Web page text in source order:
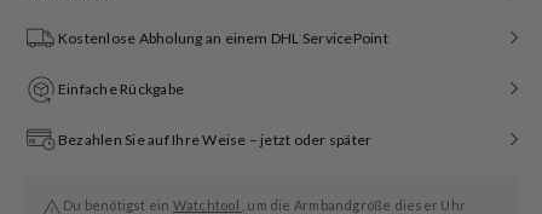
Kostenlose Abholung an einem DHL ServicePoint
Einfache Rückgabe
Bezahlen Sie auf Ihre Weise – jetzt oder später
Du benötigst ein Watchtool
, um die Armbandgröße dieser Uhr